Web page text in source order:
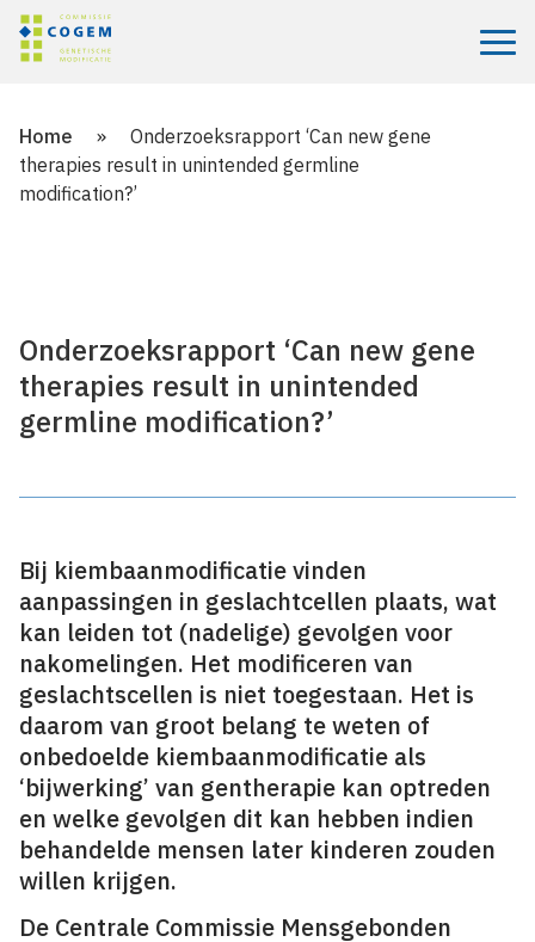
Menu
Home »
Onderzoeksrapport ‘Can new gene
therapies result in unintended germline
modification?’
Onderzoeksrapport ‘Can new gene
therapies result in unintended
germline modification?’
Bij kiembaanmodificatie vinden
aanpassingen in geslachtcellen plaats, wat
kan leiden tot (nadelige) gevolgen voor
nakomelingen. Het modificeren van
geslachtscellen is niet toegestaan. Het is
daarom van groot belang te weten of
onbedoelde kiembaanmodificatie als
‘bijwerking’ van gentherapie kan optreden
en welke gevolgen dit kan hebben indien
behandelde mensen later kinderen zouden
willen krijgen.
De Centrale Commissie Mensgebonden